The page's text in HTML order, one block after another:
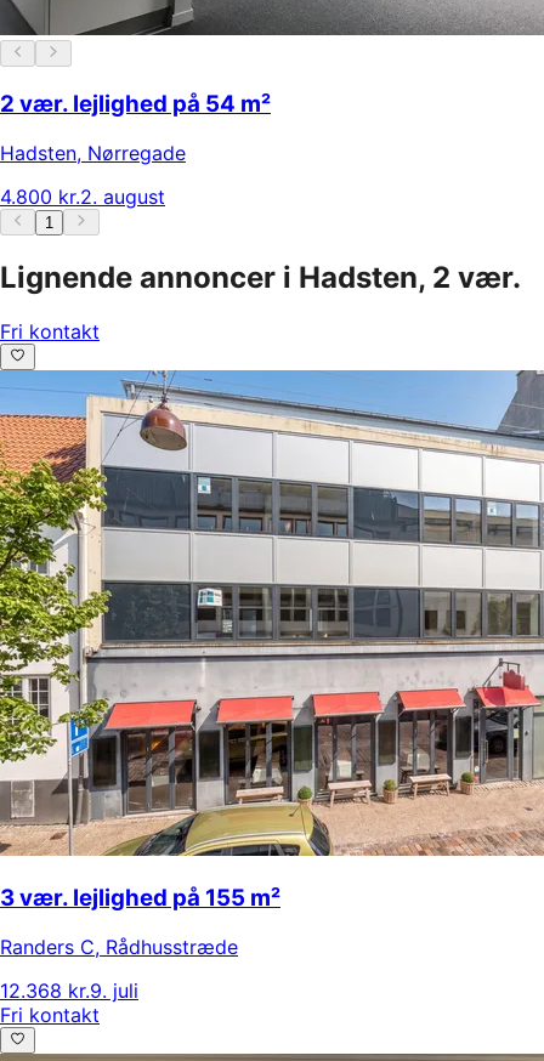
2 vær. lejlighed på 54 m²
Hadsten, Nørregade
4.800 kr.2. august
1
Lignende annoncer i Hadsten, 2 vær.
Fri kontakt
3 vær. lejlighed på 155 m²
Randers C, Rådhusstræde
12.368 kr.9. juli
Fri kontakt